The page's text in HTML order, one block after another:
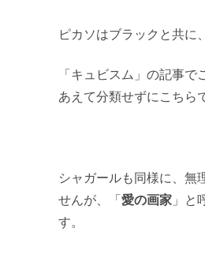
ピカソはブラックと共に
「キュビスム」の記事
あえて分類せずにこちら
シャガールも同様に、無
せんが、「 愛の画家 」と
す。